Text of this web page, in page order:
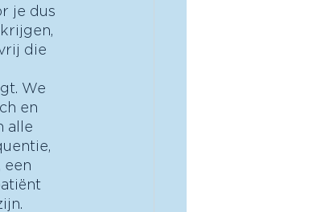
je dus
die
We
en
alle
een